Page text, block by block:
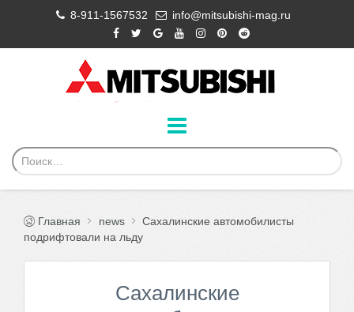
8-911-1567532 info@mitsubishi-mag.ru
Главная news
Сахалинские автомобилисты
подрифтовали на льду
Сахалинские